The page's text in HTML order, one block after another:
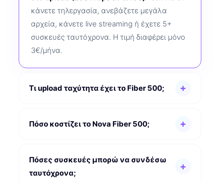
κάνετε τηλεργασία, ανεβάζετε μεγάλα
αρχεία, κάνετε live streaming ή έχετε 5+
συσκευές ταυτόχρονα. Η τιμή διαφέρει μόνο
3€/μήνα.
Τι upload ταχύτητα έχει το Fiber 500;
Πόσο κοστίζει το Nova Fiber 500;
Πόσες συσκευές μπορώ να συνδέσω
ταυτόχρονα;